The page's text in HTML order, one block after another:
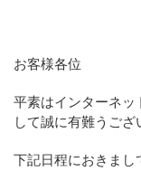
お客様各位
平素はインターネッ
して誠に有難うござ
下記日程におきまし